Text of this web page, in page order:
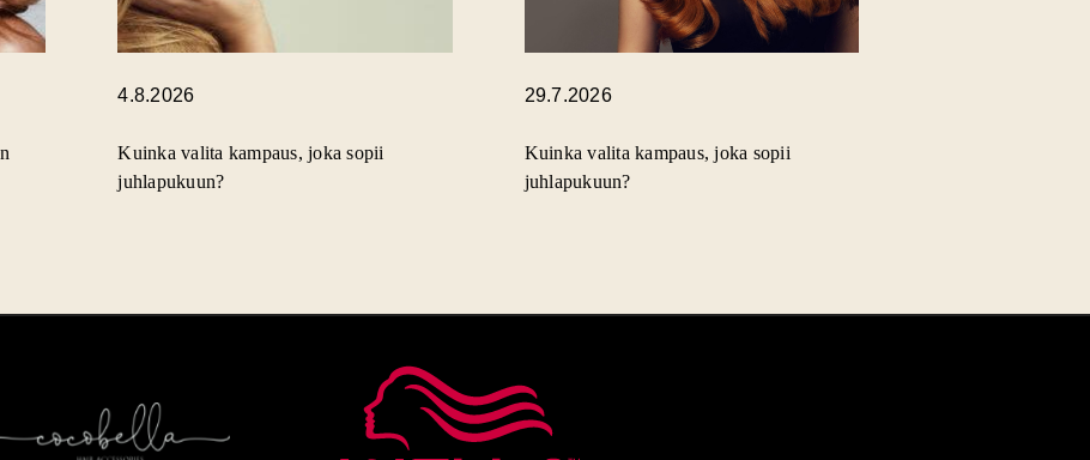
4.8.2026
Kuinka valita kampaus, joka sopii
juhlapukuun?
29.7.2026
Kuinka valita kampaus, joka sopii
juhlapukuun?